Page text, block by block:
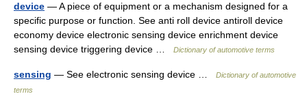
device — A piece of equipment or a mechanism designed for a
specific purpose or function. See anti roll device antiroll device
economy device electronic sensing device enrichment device
sensing device triggering device …
Dictionary of automotive terms
sensing — See electronic sensing device …
Dictionary of automotive
terms